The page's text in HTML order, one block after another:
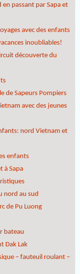
passant par Sapa et
avec des enfants
inoubliables!
découverte du
de Sapeurs Pompiers
avec des jeunes
nord Vietnam et
enfants
à Sapa
nord au sud
de Pu Luong
bateau
Dak Lak
– fauteuil roulant –